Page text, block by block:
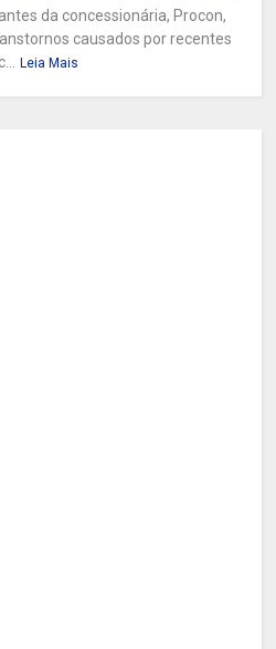
da concessionária, Procon,
causados por recentes
Leia Mais